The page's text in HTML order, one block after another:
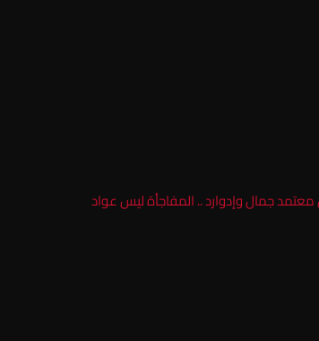
معتمد جمال وإدوارد .. المفاجأة ليس عواد